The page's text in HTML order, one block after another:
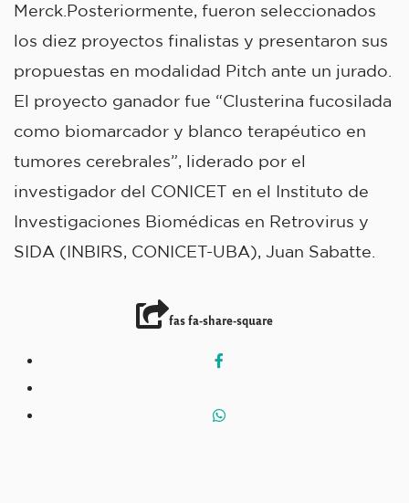
Merck.Posteriormente, fueron seleccionados
los diez proyectos finalistas y presentaron sus
propuestas en modalidad Pitch ante un jurado.
El proyecto ganador fue “Clusterina fucosilada
como biomarcador y blanco terapéutico en
tumores cerebrales”, liderado por el
investigador del CONICET en el Instituto de
Investigaciones Biomédicas en Retrovirus y
SIDA (INBIRS, CONICET-UBA), Juan Sabatte.
fas fa-share-square